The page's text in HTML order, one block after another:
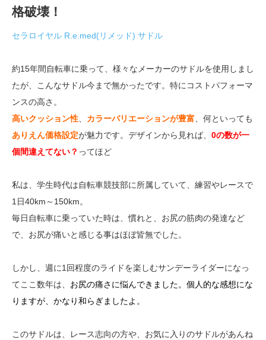
格破壊！
セラロイヤル R.e.med(リメッド) サドル
約15年間自転車に乗って、様々なメーカーのサドルを使用しまし
たが、こんなサドル今まで無かったです。特にコストパフォーマ
ンスの高さ。
高いクッション性、 カラーバリエーションが豊富、何といっても
ありえん価格設定が魅力です。デザインから見れば、 0の数が一
個間違えてない？ ってほど
私は、学生時代は自転車競技部に所属していて、練習やレースで
1日40km～150km。
毎日自転車に乗っていた時は、慣れと、お尻の筋肉の発達など
で、お尻が痛いと感じる事はほぼ皆無でした。
しかし、週に1回程度のライドを楽しむサンデーライダーになっ
てここ数年は、 お尻の痛さに悩んできました。個人的な感想にな
りますが、かなり和らぎましたよ。
このサドルは、レース志向の方や、お気に入りのサドルがあんね